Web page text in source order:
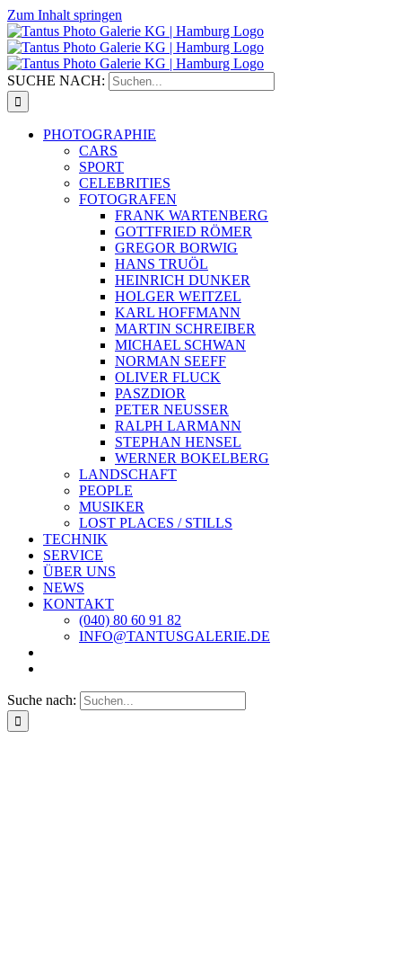
Zum Inhalt springen
SUCHE NACH:
PHOTOGRAPHIE
CARS
SPORT
CELEBRITIES
FOTOGRAFEN
FRANK WARTENBERG
GOTTFRIED RÖMER
GREGOR BORWIG
HANS TRUÖL
HEINRICH DUNKER
HOLGER WEITZEL
KARL HOFFMANN
MARTIN SCHREIBER
MICHAEL SCHWAN
NORMAN SEEFF
OLIVER FLUCK
PASZDIOR
PETER NEUSSER
RALPH LARMANN
STEPHAN HENSEL
WERNER BOKELBERG
LANDSCHAFT
PEOPLE
MUSIKER
LOST PLACES / STILLS
TECHNIK
SERVICE
ÜBER UNS
NEWS
KONTAKT
(040) 80 60 91 82
INFO@TANTUSGALERIE.DE
Suche nach: